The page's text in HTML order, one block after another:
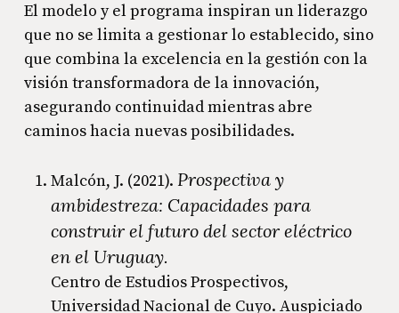
El modelo y el programa inspiran un liderazgo
que no se limita a gestionar lo establecido, sino
que combina la excelencia en la gestión con la
visión transformadora de la innovación,
asegurando continuidad mientras abre
caminos hacia nuevas posibilidades.
Malcón, J. (2021). Prospectiva y
ambidestreza: Capacidades para
construir el futuro del sector eléctrico
en el Uruguay.
Centro de Estudios Prospectivos,
Universidad Nacional de Cuyo. Auspiciado